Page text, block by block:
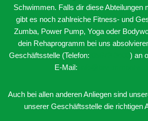
Schwimmen. Falls dir diese Abteilungen
gibt es noch zahlreiche Fitness- und
Zumba, Power Pump, Yoga oder
dein Rehaprogramm bei uns
Geschäftsstelle (Telefon:
) an
E-Mail:
Auch bei allen anderen Anliegen sind
unserer Geschäftsstelle die richtigen